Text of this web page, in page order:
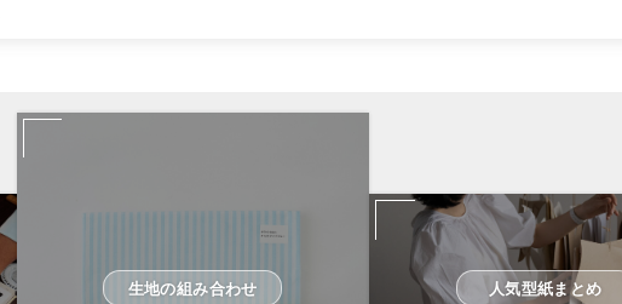
生地の組み合わせ 人気型紙まとめ